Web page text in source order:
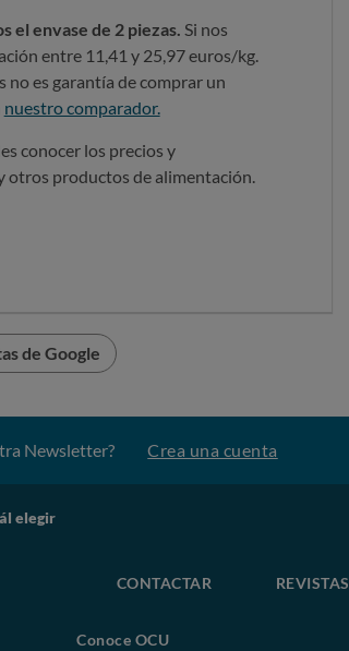
el envase de 2 piezas. Si nos
entre 11,41 y 25,97 euros/kg.
no es garantía de comprar un
nuestro comparador.
conocer los precios y
otros productos de alimentación.
de Google
Newsletter? Crea una cuenta
elegir
CONTACTAR REVISTAS
Conoce OCU